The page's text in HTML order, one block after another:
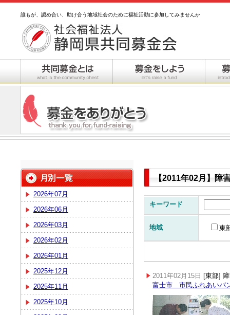
誰もが、認め合い、助け合う地域社会のために福祉活動に参加してみませんか
2026年07月
2026年06月
2026年03月
2026年02月
2026年01月
2025年12月
2025年11月
2025年10月
【2011年02月】障
キーワード
地域 東
2011年02月15日 [東部]
富士市 市民ふれあいバ